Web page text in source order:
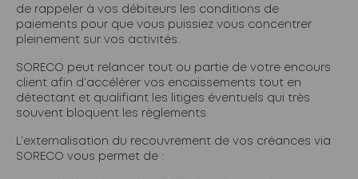
de rappeler à vos débiteurs les conditions de
paiements pour que vous puissiez vous concentrer
pleinement sur vos activités.
SORECO peut relancer tout ou partie de votre encours
client afin d’accélérer vos encaissements tout en
détectant et qualifiant les litiges éventuels qui très
souvent bloquent les règlements.
L’externalisation du recouvrement de vos créances via
SORECO vous permet de :